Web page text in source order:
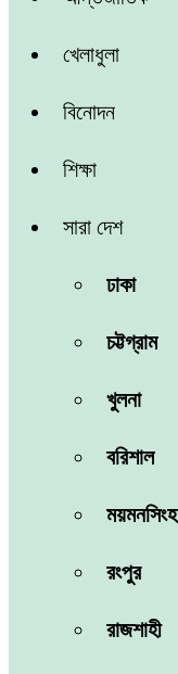
খেলাধুলা
বিনোদন
শিক্ষা
সারা দেশ
ঢাকা
চট্টগ্রাম
খুলনা
বরিশাল
ময়মনসিংহ
রংপুর
রাজশাহী